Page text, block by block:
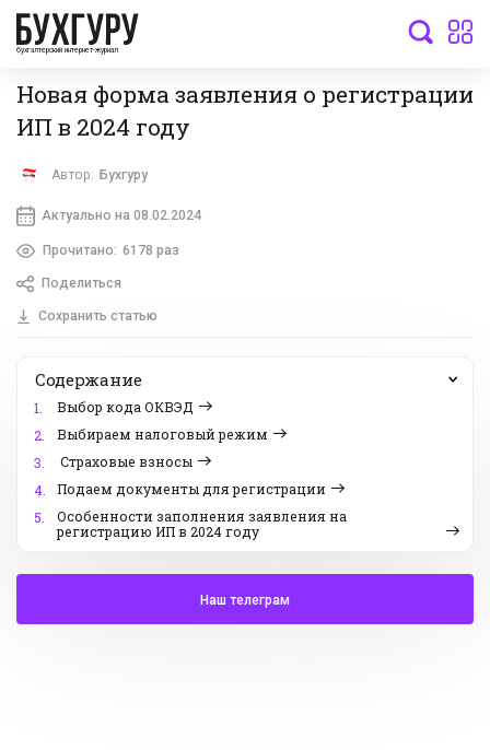
бухгалтерский интернет-журнал
Новая форма заявления о регистрации
ИП в 2024 году
Автор: Бухгуру
Актуально на 08.02.2024
Прочитано: 6178 раз
Поделиться
Сохранить статью
Содержание
1.
Выбор кода ОКВЭД
2.
Выбираем налоговый режим
3.
Страховые взносы
4.
Подаем документы для регистрации
5.
Особенности заполнения заявления на
регистрацию ИП в 2024 году
Наш телеграм